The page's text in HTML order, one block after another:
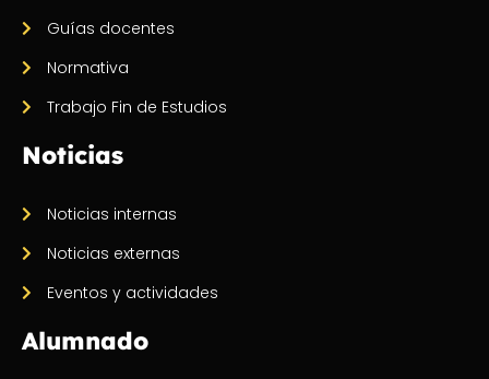
Guías docentes
Normativa
Trabajo Fin de Estudios
Noticias
Noticias internas
Noticias externas
Eventos y actividades
Alumnado